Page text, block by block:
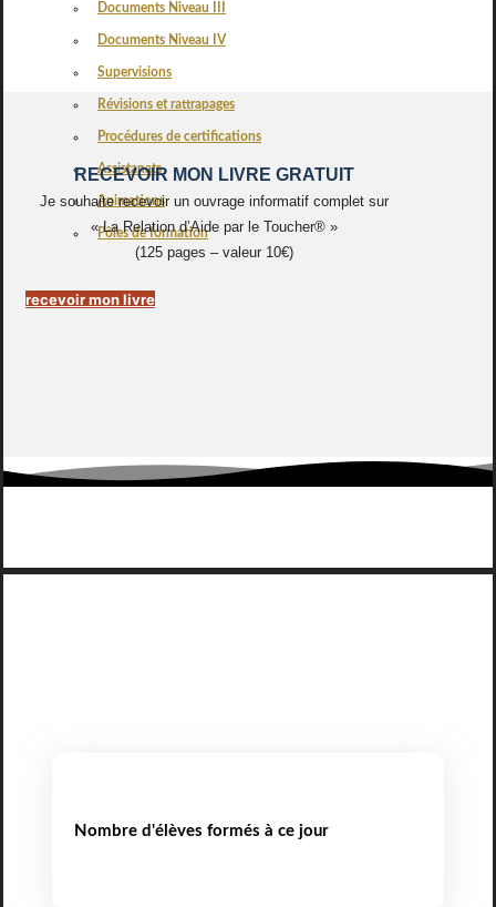
Documents Niveau III
Documents Niveau IV
Supervisions
Révisions et rattrapages
Procédures de certifications
Assistanats
Animations
Pôles de formation
RECEVOIR MON LIVRE GRATUIT
Je souhaite recevoir un ouvrage informatif complet sur
« La Relation d’Aide par le Toucher® »
(125 pages – valeur 10€)
recevoir mon livre
Nombre d'élèves formés à ce jour